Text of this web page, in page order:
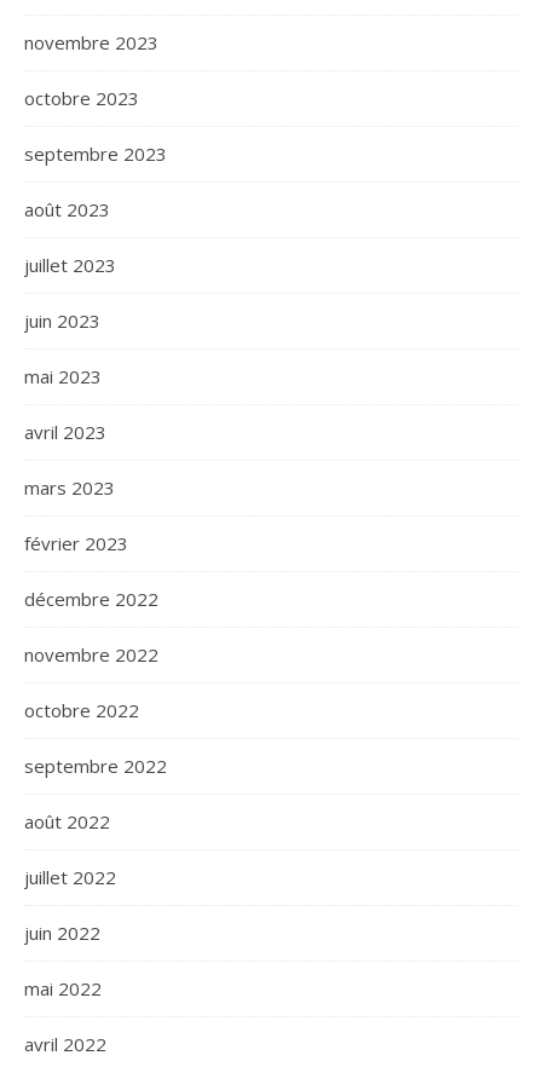
novembre 2023
octobre 2023
septembre 2023
août 2023
juillet 2023
juin 2023
mai 2023
avril 2023
mars 2023
février 2023
décembre 2022
novembre 2022
octobre 2022
septembre 2022
août 2022
juillet 2022
juin 2022
mai 2022
avril 2022